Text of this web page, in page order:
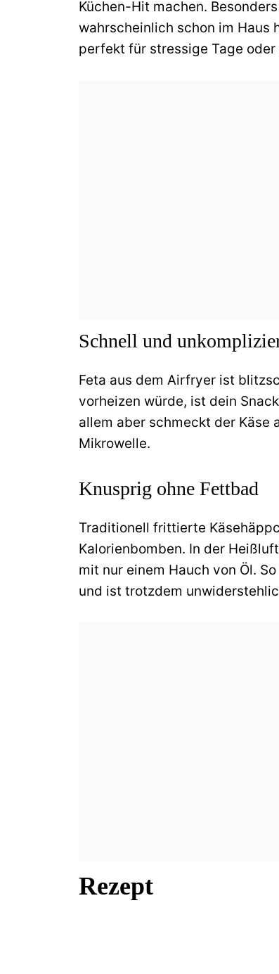
Küchen-Hit machen.
wahrscheinlich schon im Haus
perfekt für stressige Tage oder
Schnell und
Feta aus dem Airfryer ist
vorheizen würde, ist dein
allem aber schmeckt der Käse
Mikrowelle.
Knusprig ohne Fettbad
Traditionell frittierte
Kalorienbomben. In der
mit nur einem Hauch von Öl.
und ist trotzdem
Rezept